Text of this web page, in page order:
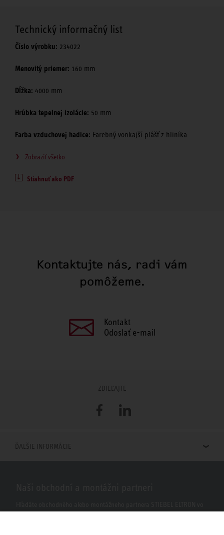
Technický informačný list
Číslo výrobku: 234022
Menovitý priemer: 160 mm
Dĺžka: 4000 mm
Hrúbka tepelnej izolácie: 50 mm
Farba vzduchovej hadice: Farebný vonkajší plášť z hliníka
Zobraziť všetko
Stiahnuť ako PDF
Kontaktujte nás, radi vám
pomôžeme.
Kontakt
Odoslať e-mail
ZDIEĽAJTE
FacebookLinkedIn
ĎALŠIE INFORMÁCIE